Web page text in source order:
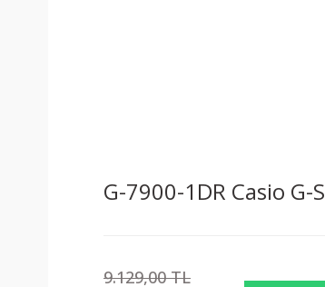
G-7900-1DR Casio G-
9.129,00 TL